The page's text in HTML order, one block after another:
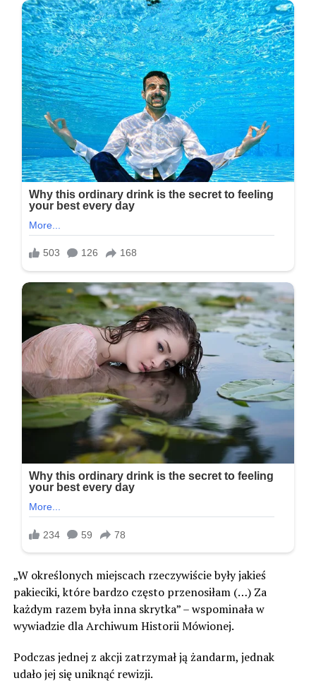
„W określonych miejscach rzeczywiście były jakieś
pakieciki, które bardzo często przenosiłam (…) Za
każdym razem była inna skrytka” – wspominała w
wywiadzie dla Archiwum Historii Mówionej.
Podczas jednej z akcji zatrzymał ją żandarm, jednak
udało jej się uniknąć rewizji.